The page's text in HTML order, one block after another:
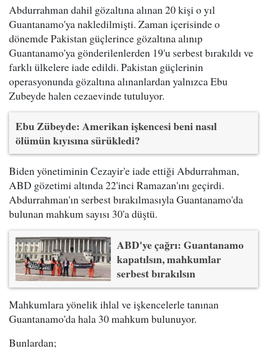
Abdurrahman dahil gözaltına alınan 20 kişi o yıl
Guantanamo'ya nakledilmişti. Zaman içerisinde o
dönemde Pakistan güçlerince gözaltına alınıp
Guantanamo'ya gönderilenlerden 19'u serbest bırakıldı ve
farklı ülkelere iade edildi. Pakistan güçlerinin
operasyonunda gözaltına alınanlardan yalnızca Ebu
Zubeyde halen cezaevinde tutuluyor.
Ebu Zübeyde: Amerikan işkencesi beni nasıl
ölümün kıyısına sürükledi?
Biden yönetiminin Cezayir'e iade ettiği Abdurrahman,
ABD gözetimi altında 22'inci Ramazan'ını geçirdi.
Abdurrahman'ın serbest bırakılmasıyla Guantanamo'da
bulunan mahkum sayısı 30'a düştü.
ABD'ye çağrı: Guantanamo
kapatılsın, mahkumlar
serbest bırakılsın
Mahkumlara yönelik ihlal ve işkencelerle tanınan
Guantanamo'da hala 30 mahkum bulunuyor.
Bunlardan;